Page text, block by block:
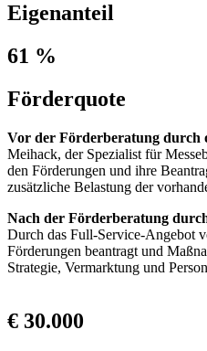
Eigenanteil
61 %
Förderquote
Vor der Förderberatung durch
Meihack, der Spezialist für
den Förderungen und ihre
zusätzliche Belastung der
Nach der Förderberatung
Durch das Full-Service-Angebot
Förderungen beantragt und
Strategie, Vermarktung und
€ 30.000